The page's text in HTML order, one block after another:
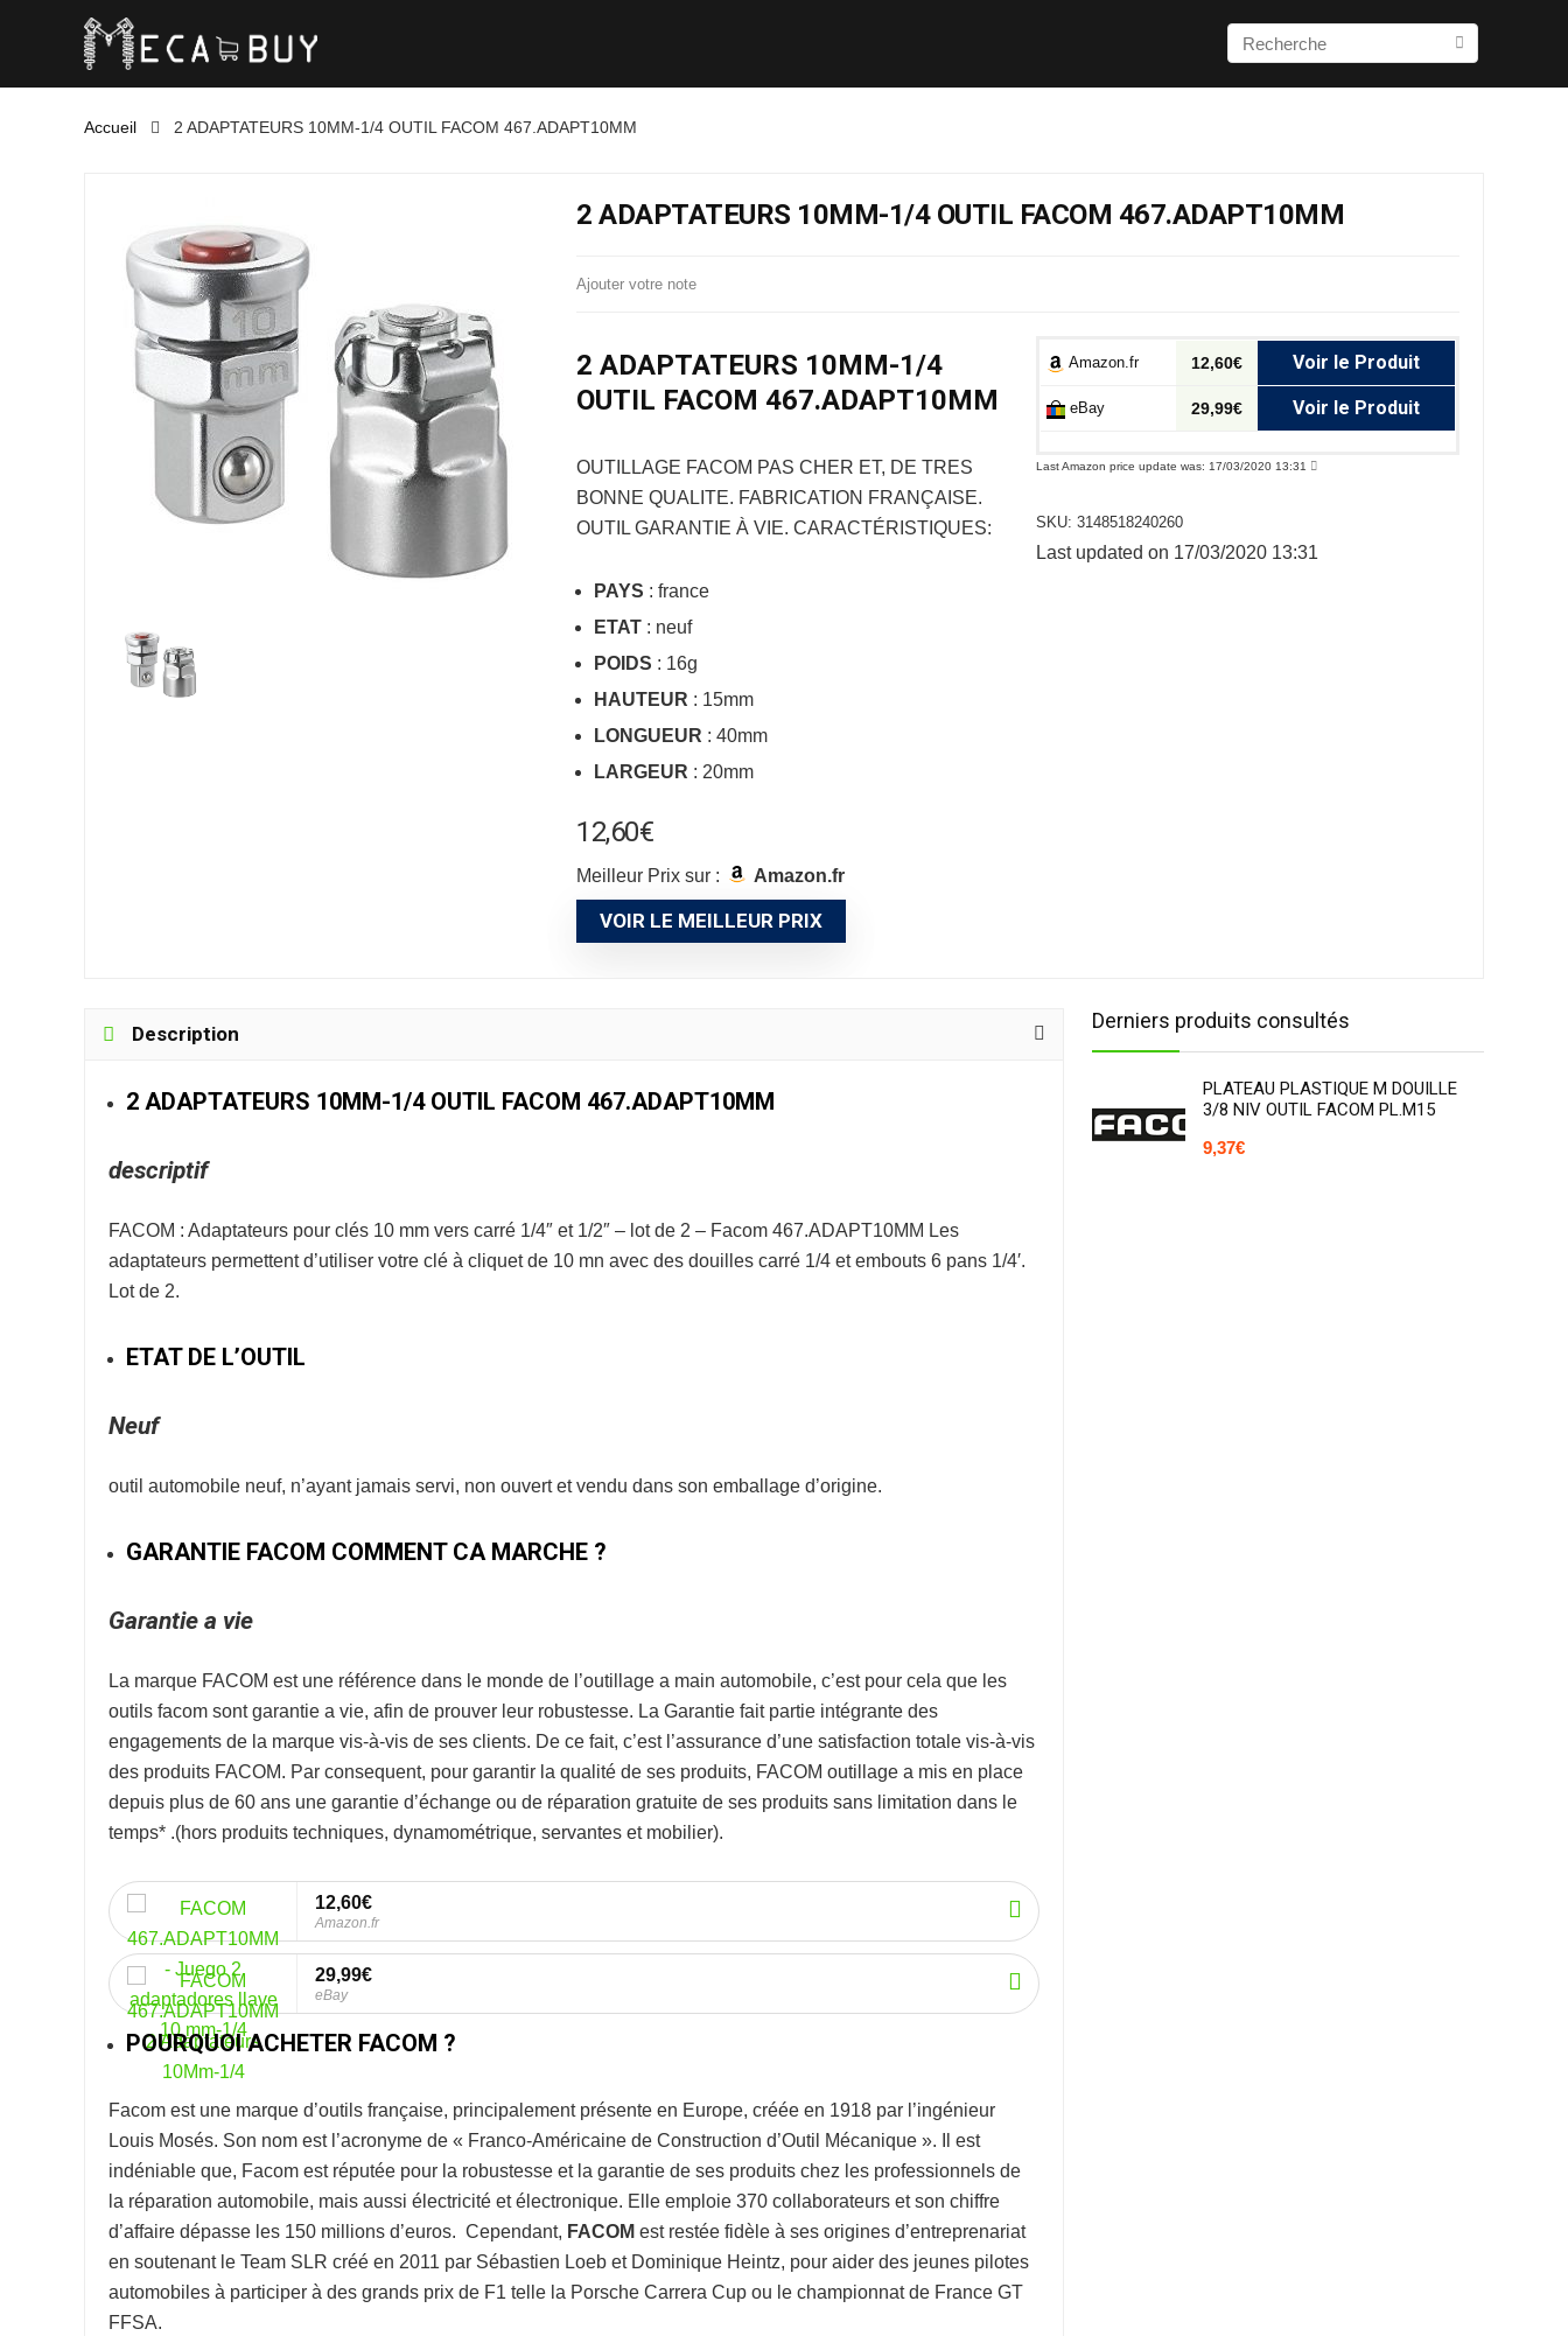
Accueil 2 ADAPTATEURS 10MM-1/4 OUTIL FACOM 467.ADAPT10MM
2 ADAPTATEURS 10MM-1/4 OUTIL FACOM 467.ADAPT10MM
Ajouter votre note
2 ADAPTATEURS 10MM-1/4
OUTIL FACOM 467.ADAPT10MM
OUTILLAGE FACOM PAS CHER ET, DE TRES
BONNE QUALITE. FABRICATION FRANÇAISE.
OUTIL GARANTIE À VIE. CARACTÉRISTIQUES:
PAYS : france
ETAT : neuf
POIDS : 16g
HAUTEUR : 15mm
LONGUEUR : 40mm
LARGEUR : 20mm
12,60€
Meilleur Prix sur : Amazon.fr
VOIR LE MEILLEUR PRIX
Amazon.fr 12,60€ Voir le Produit
eBay 29,99€ Voir le Produit
Last Amazon price update was: 17/03/2020 13:31
SKU: 3148518240260
Last updated on 17/03/2020 13:31
Description
2 ADAPTATEURS 10MM-1/4 OUTIL FACOM 467.ADAPT10MM
descriptif
FACOM : Adaptateurs pour clés 10 mm vers carré 1/4″ et 1/2″ – lot de 2 – Facom 467.ADAPT10MM Les
adaptateurs permettent d’utiliser votre clé à cliquet de 10 mn avec des douilles carré 1/4 et embouts 6 pans 1/4′.
Lot de 2.
ETAT DE L’OUTIL
Neuf
outil automobile neuf, n’ayant jamais servi, non ouvert et vendu dans son emballage d’origine.
GARANTIE FACOM COMMENT CA MARCHE ?
Garantie a vie
La marque FACOM est une référence dans le monde de l’outillage a main automobile, c’est pour cela que les
outils facom sont garantie a vie, afin de prouver leur robustesse. La Garantie fait partie intégrante des
engagements de la marque vis-à-vis de ses clients. De ce fait, c’est l’assurance d’une satisfaction totale vis-à-vis
des produits FACOM. Par consequent, pour garantir la qualité de ses produits, FACOM outillage a mis en place
depuis plus de 60 ans une garantie d’échange ou de réparation gratuite de ses produits sans limitation dans le
temps* .(hors produits techniques, dynamométrique, servantes et mobilier).
12,60€
Amazon.fr
29,99€
eBay
POURQUOI ACHETER FACOM ?
Facom est une marque d’outils française, principalement présente en Europe, créée en 1918 par l’ingénieur
Louis Mosés. Son nom est l’acronyme de « Franco-Américaine de Construction d’Outil Mécanique ». Il est
indéniable que, Facom est réputée pour la robustesse et la garantie de ses produits chez les professionnels de
la réparation automobile, mais aussi électricité et électronique. Elle emploie 370 collaborateurs et son chiffre
d’affaire dépasse les 150 millions d’euros. Cependant, FACOM est restée fidèle à ses origines d’entreprenariat
en soutenant le Team SLR créé en 2011 par Sébastien Loeb et Dominique Heintz, pour aider des jeunes pilotes
automobiles à participer à des grands prix de F1 telle la Porsche Carrera Cup ou le championnat de France GT
FFSA.
Derniers produits consultés
PLATEAU PLASTIQUE M DOUILLE
3/8 NIV OUTIL FACOM PL.M15
9,37€